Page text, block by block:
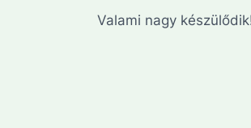
Valami nagy